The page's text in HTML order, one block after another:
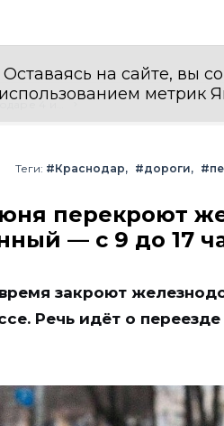
Оставаясь на сайте, вы
метрик
переезд у разъезда Витаминный — с 9 до 17 часов
Теги: #Краснодар #дороги
перекроют
— с 9 до 17
закроют
Речь идёт о